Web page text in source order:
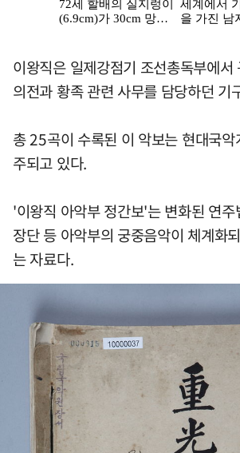
이왕직은 일제강점기 조선총독부에서
의전과 황족 관련 사무를 담당하던 기
총 25곡이 수록된 이 악보는 현대국
주되고 있다.
'이왕직 아악부 정간보'는 변화된 연
장단 등 아악부의 궁중음악이 체계화
는 자료다.